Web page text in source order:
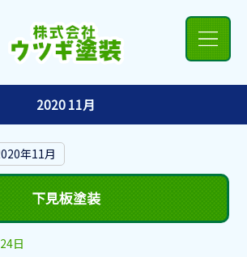
2020 11月
年11月
下見板塗装
日